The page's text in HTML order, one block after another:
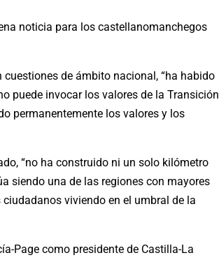
noticia para los castellanomanchegos
de ámbito nacional, “ha habido
puede invocar los valores de la Transición
permanentemente los valores y los
“no ha construido ni un solo kilómetro
siendo una de las regiones con mayores
viviendo en el umbral de la
Page como presidente de Castilla-La